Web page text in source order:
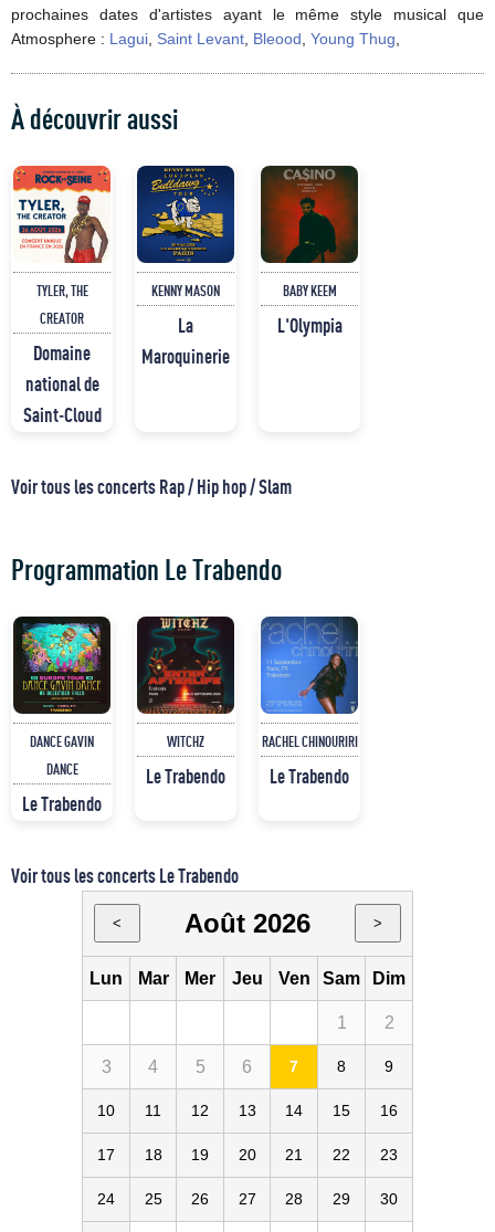
prochaines dates d'artistes ayant le même style musical que
Atmosphere : Lagui Saint Levant Bleood Young Thug
À découvrir aussi
TYLER, THE
CREATOR
Domaine
national de
Saint-Cloud
KENNY MASON
La
Maroquinerie
BABY KEEM
L'Olympia
Voir tous les concerts Rap / Hip hop / Slam
Programmation Le Trabendo
DANCE GAVIN
DANCE
Le Trabendo
WITCHZ
Le Trabendo
RACHEL CHINOURIRI
Le Trabendo
Voir tous les concerts Le Trabendo
< Août 2026 >
Lun Mar Mer Jeu Ven Sam Dim
1 2
3 4 5 6 7 8 9
10 11 12 13 14 15 16
17 18 19 20 21 22 23
24 25 26 27 28 29 30